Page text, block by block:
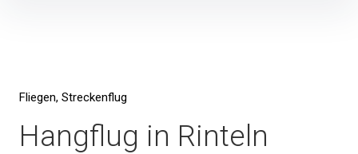
Fliegen Streckenflug
Hangflug in Rinteln